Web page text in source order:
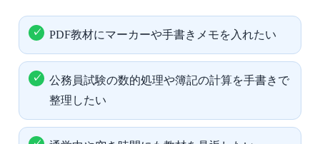
PDF教材にマーカーや手書きメモを入れたい
公務員試験の数的処理や簿記の計算を手書きで
整理したい